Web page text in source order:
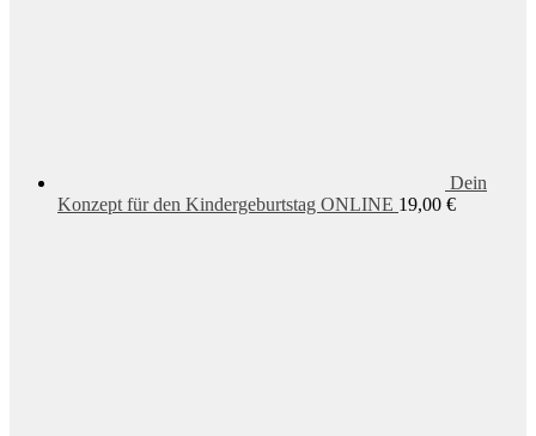
Dein
Konzept für den Kindergeburtstag ONLINE 19,00 €